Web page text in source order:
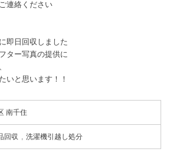
連絡ください
即日回収しました
ター写真の提供に
いと思います！！
南千住
回収 洗濯機引越し処分